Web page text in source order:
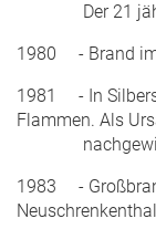
Der 21
1980 - Brand im
1981 - In
Flammen. Als
1983 -